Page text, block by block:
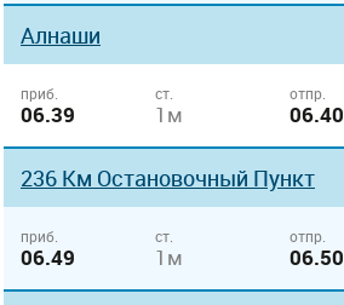
Алнаши
приб.
06.39
ст.
1м
отпр.
06.40
236 Км Остановочный Пункт
приб.
06.49
ст.
1м
отпр.
06.50